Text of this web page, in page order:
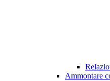
Ammontare